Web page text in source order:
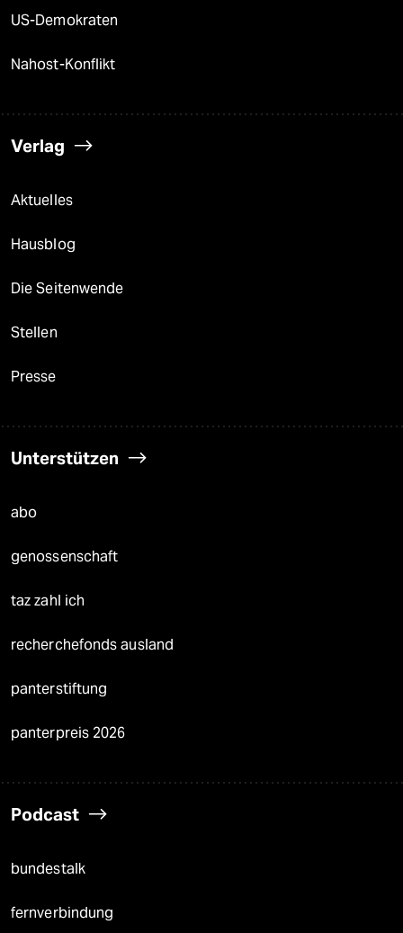
US-Demokraten
Nahost-Konflikt
Verlag
Aktuelles
Hausblog
Die Seitenwende
Stellen
Presse
Unterstützen
abo
genossenschaft
taz zahl ich
recherchefonds ausland
panterstiftung
panterpreis 2026
Podcast
bundestalk
fernverbindung